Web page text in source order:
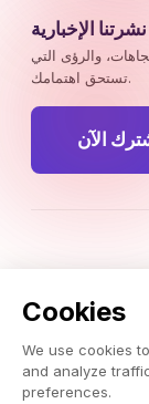
Cookies
We use cookies
and analyze
preferences.
الإخبارية
والرؤى التي
تستحق اهتمامك.
الآن